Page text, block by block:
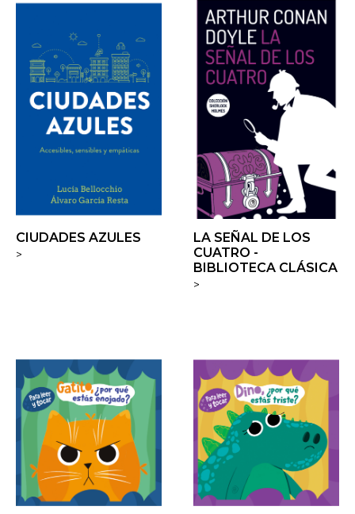
CIUDADES AZULES
>
LA SEÑAL DE LOS
CUATRO -
BIBLIOTECA CLÁSICA
>